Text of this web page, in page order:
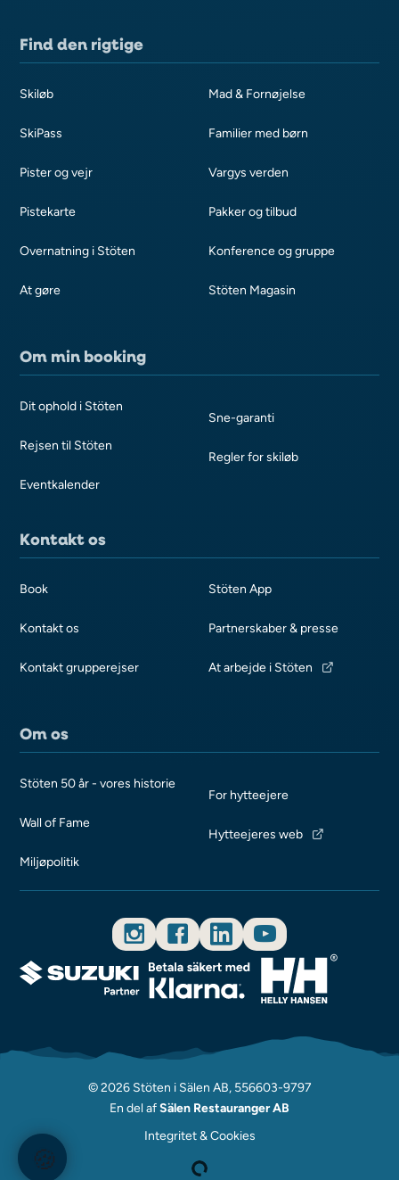
Find den rigtige
Skiløb
SkiPass
Pister og vejr
Pistekarte
Overnatning i Stöten
At gøre
Mad & Fornøjelse
Familier med børn
Vargys verden
Pakker og tilbud
Konference og gruppe
Stöten Magasin
Om min booking
Dit ophold i Stöten
Rejsen til Stöten
Eventkalender
Sne-garanti
Regler for skiløb
Kontakt os
Book
Kontakt os
Kontakt grupperejser
Stöten App
Partnerskaber & presse
At arbejde i Stöten
Om os
Stöten 50 år - vores historie
Wall of Fame
Miljøpolitik
For hytteejere
Hytteejeres web
© 2026 Stöten i Sälen AB, 556603-9797
En del afSälen Restauranger AB
Integritet & Cookies
🍪